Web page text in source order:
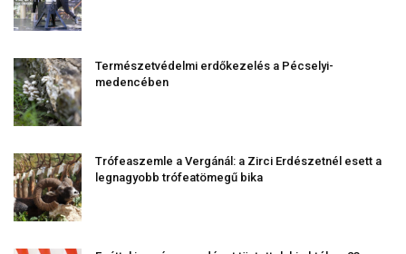
Természetvédelmi erdőkezelés a Pécselyi-
medencében
Trófeaszemle a Vergánál: a Zirci Erdészetnél esett a
legnagyobb trófeatömegű bika